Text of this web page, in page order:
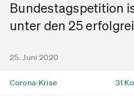
Bundestagspetition
unter den 25
25. Juni 2020
Corona-Krise 31